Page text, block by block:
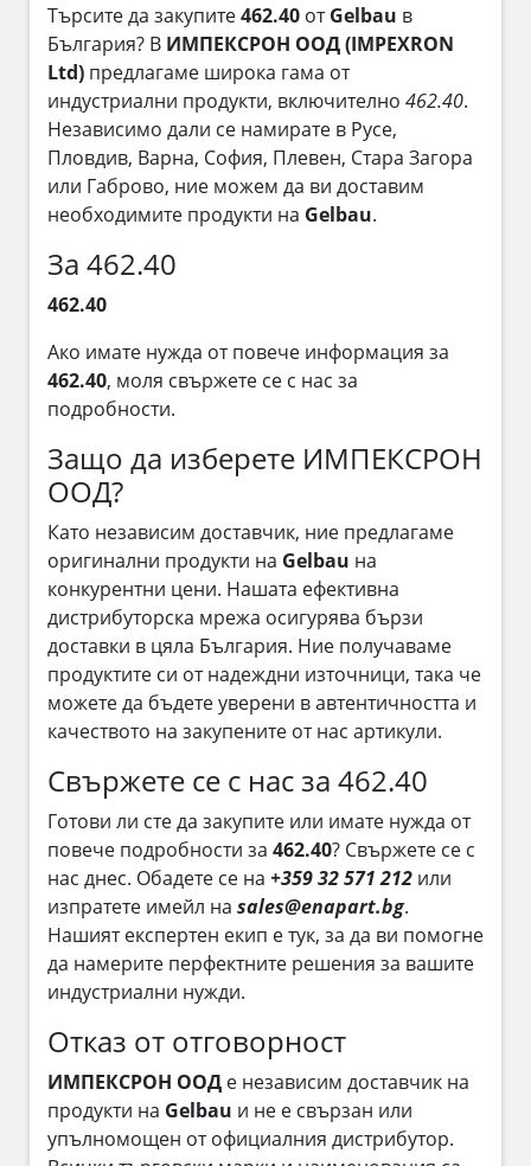
Търсите да закупите462.40 отGelbau в
България? В ИМПЕКСРОН ООД (IMPEXRON
Ltd) предлагаме широка гама от
индустриални продукти, включително 462.40.
Независимо дали се намирате в Русе,
Пловдив, Варна, София, Плевен, Стара Загора
или Габрово, ние можем да ви доставим
необходимите продукти на Gelbau.
За 462.40
462.40
Ако имате нужда от повече информация за
462.40, моля свържете се с нас за
подробности.
Защо да изберете ИМПЕКСРОН
ООД?
Като независим доставчик, ние предлагаме
оригинални продукти на Gelbau на
конкурентни цени. Нашата ефективна
дистрибуторска мрежа осигурява бързи
доставки в цяла България. Ние получаваме
продуктите си от надеждни източници, така че
можете да бъдете уверени в автентичността и
качеството на закупените от нас артикули.
Свържете се с нас за 462.40
Готови ли сте да закупите или имате нужда от
повече подробности за 462.40? Свържете се с
нас днес. Обадете се на +359 32 571 212 или
изпратете имейл на sales@enapart.bg.
Нашият експертен екип е тук, за да ви помогне
да намерите перфектните решения за вашите
индустриални нужди.
Отказ от отговорност
ИМПЕКСРОН ООД е независим доставчик на
продукти на Gelbau и не е свързан или
упълномощен от официалния дистрибутор.